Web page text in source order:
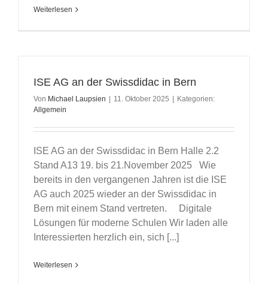
Weiterlesen
ISE AG an der Swissdidac in Bern
Von Michael Laupsien 11. Oktober 2025
Kategorien:
Allgemein
ISE AG an der Swissdidac in Bern Halle 2.2
Stand A13 19. bis 21.November 2025 Wie
bereits in den vergangenen Jahren ist die ISE
AG auch 2025 wieder an der Swissdidac in
Bern mit einem Stand vertreten. Digitale
Lösungen für moderne Schulen Wir laden alle
Interessierten herzlich ein, sich [...]
Weiterlesen